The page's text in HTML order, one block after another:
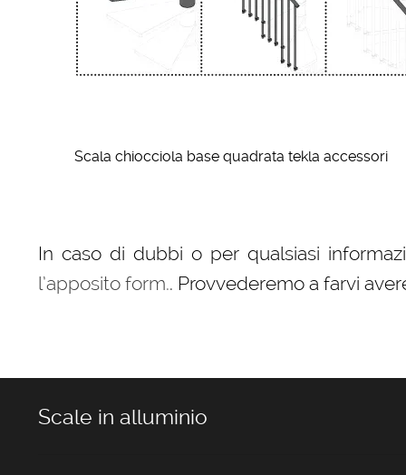
Scala chiocciola base quadrata tekla accessori
In caso di dubbi o per qualsiasi
l’apposito form.. Provvederemo a farvi
Scale in alluminio